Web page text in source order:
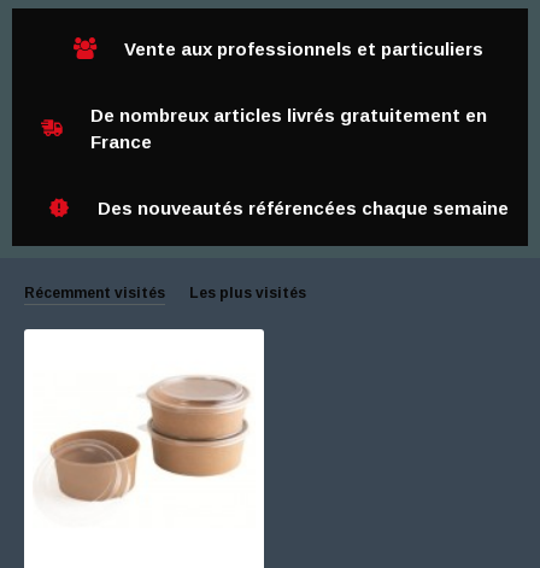
Vente aux professionnels et particuliers
De nombreux articles livrés gratuitement en
France
Des nouveautés référencées chaque semaine
Récemment visités Les plus visités